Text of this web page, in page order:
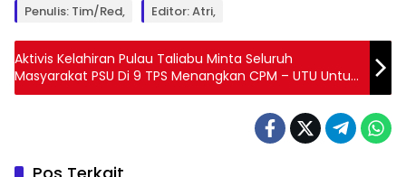
Penulis: Tim/Red, Editor: Atri,
Aktivis Kelahiran Pulau Taliabu Minta Seluruh
Masyarakat PSU Di 9 TPS Menangkan CPM – UTU Untuk
Hilangkan Pembodohan Politik